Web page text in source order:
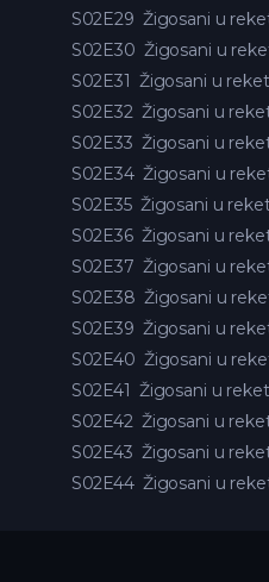
S02E29
S02E30
S02E31
S02E32
S02E33
S02E34
S02E35
S02E36
S02E37
S02E38
S02E39
S02E40
S02E41
S02E42
S02E43
S02E44